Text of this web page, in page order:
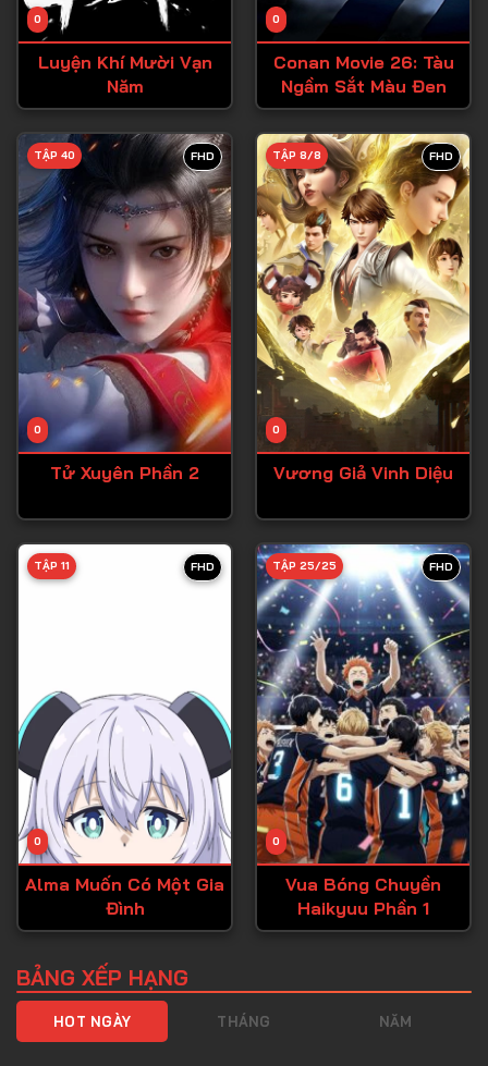
Tập 25
Tập 26
Tập 29
Tập 30
Tập 31
Tập 32
Tập 33
Tập 34
Tập 35
Tập 36
Tập 39
Tập 40
Tập 41
Tập 42
Tập 43
Tập 44
Tập 45
Tập 46
Tập 47
Tập 48
Tập 49
0
Luyện Khí Mười Vạn
Năm
0
Conan Movie 26: Tàu
Ngầm Sắt Màu Đen
FHD
0
TẬP 40
Tử Xuyên Phần 2
FHD
0
TẬP 8/8
Vương Giả Vinh Diệu
FHD
0
TẬP 11
Alma Muốn Có Một Gia
Đình
FHD
0
TẬP 25/25
Vua Bóng Chuyền
Haikyuu Phần 1
BẢNG XẾP HẠNG
HOT NGÀY THÁNG NĂM